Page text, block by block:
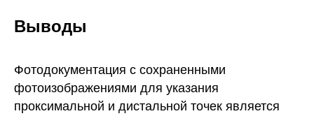
Выводы
Фотодокументация с сохраненными
фотоизображениями для указания
проксимальной и дистальной точек является